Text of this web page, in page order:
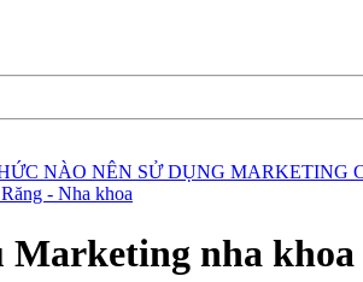
NÀO NÊN SỬ DỤNG MARKETING
- Nha khoa
Marketing nha khoa